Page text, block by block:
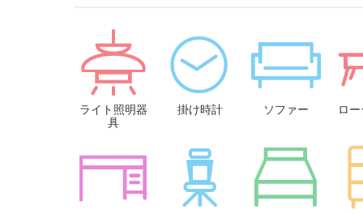
ライト照明器
具
掛け時計 ソファー ロ